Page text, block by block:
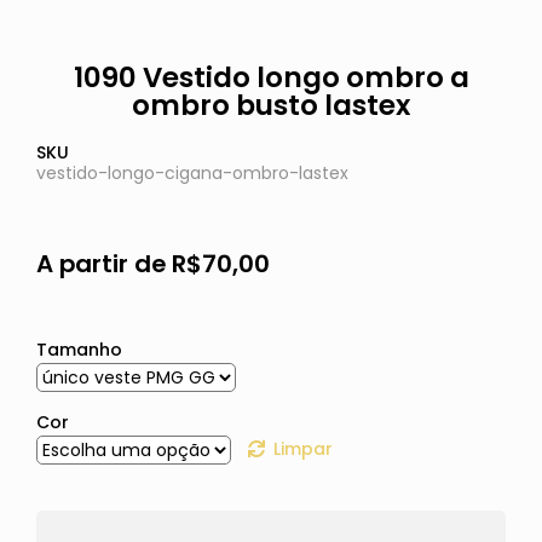
1090 Vestido longo ombro a
ombro busto lastex
SKU
vestido-longo-cigana-ombro-lastex
A partir de R$70,00
Tamanho
Cor
Limpar